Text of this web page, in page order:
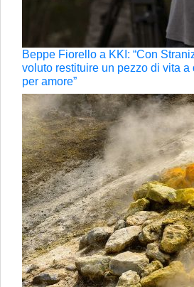
Beppe Fiorello a KKI: “Con
voluto restituire un pezzo di vita a
per amore”